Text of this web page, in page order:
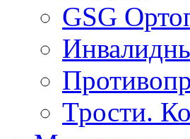
GSG
Трости.